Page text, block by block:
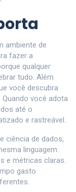
ambiente de
fazer a
qualquer
tudo. Além
você descubra
você adota
até o
e rastreável.
ciência de dados,
linguagem:
e métricas claras.
gasto